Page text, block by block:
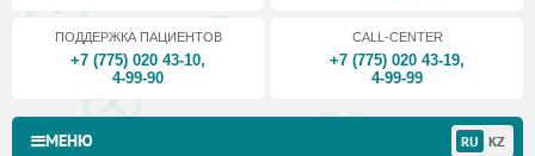
ПОДДЕРЖКА ПАЦИЕНТОВ
+7 (775) 020 43-10,
4-99-90
CALL-CENTER
+7 (775) 020 43-19,
4-99-99
МЕНЮ RU KZ